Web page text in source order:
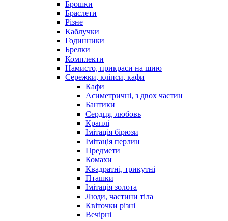
Брошки
Браслети
Різне
Каблучки
Годинники
Брелки
Комплекти
Намисто, прикраси на шию
Сережки, кліпси, кафи
Кафи
Асиметричні, з двох частин
Бантики
Сердця, любовь
Краплі
Імітація бірюзи
Імітація перлин
Предмети
Комахи
Квадратні, трикутні
Пташки
Імітація золота
Люди, частини тіла
Квіточки різні
Вечірні